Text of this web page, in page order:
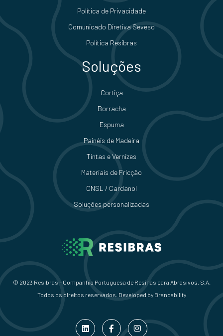
© 2023 Resibras – Companhia Portuguesa de Resinas para Abrasivos, S.A.
Todos os direitos reservados. Developed by Brandability
Política de Privacidade
Comunicado Diretiva Seveso
Política Resibras
Soluções
Cortiça
Borracha
Espuma
Painéis de Madeira
Tintas e Vernizes
Materiais de Fricção
CNSL / Cardanol
Soluções personalizadas